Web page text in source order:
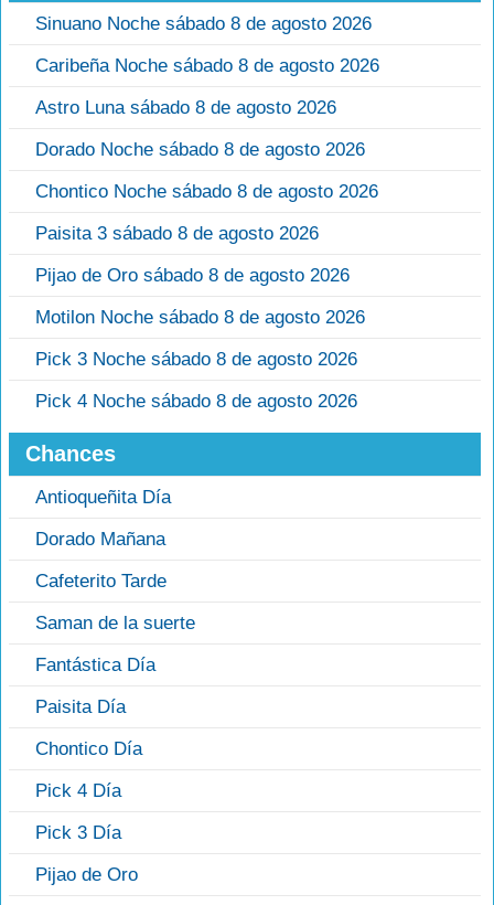
Sinuano Noche sábado 8 de agosto 2026
Caribeña Noche sábado 8 de agosto 2026
Astro Luna sábado 8 de agosto 2026
Dorado Noche sábado 8 de agosto 2026
Chontico Noche sábado 8 de agosto 2026
Paisita 3 sábado 8 de agosto 2026
Pijao de Oro sábado 8 de agosto 2026
Motilon Noche sábado 8 de agosto 2026
Pick 3 Noche sábado 8 de agosto 2026
Pick 4 Noche sábado 8 de agosto 2026
Chances
Antioqueñita Día
Dorado Mañana
Cafeterito Tarde
Saman de la suerte
Fantástica Día
Paisita Día
Chontico Día
Pick 4 Día
Pick 3 Día
Pijao de Oro